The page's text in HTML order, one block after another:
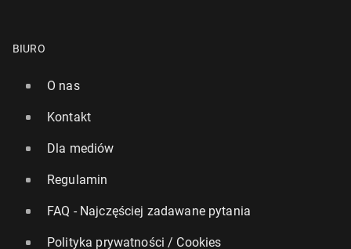
BIURO
O nas
Kontakt
Dla mediów
Regulamin
FAQ - Najczęściej zadawane pytania
Polityka prywatności / Cookies